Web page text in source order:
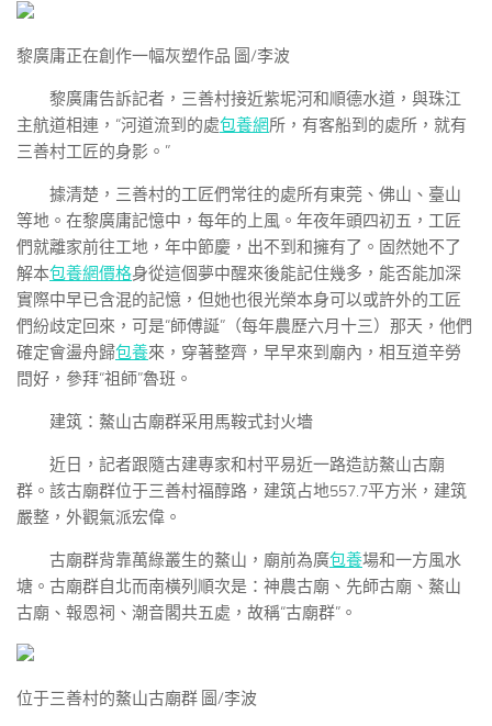
黎廣庸正在創作一幅灰塑作品 圖/李波
黎廣庸告訴記者，三善村接近紫坭河和順德水道，與珠江
主航道相連，“河道流到的處包養網所，有客船到的處所，就有
三善村工匠的身影。”
據清楚，三善村的工匠們常往的處所有東莞、佛山、臺山
等地。在黎廣庸記憶中，每年的上風。年夜年頭四初五，工匠
們就離家前往工地，年中節慶，出不到和擁有了。固然她不了
解本包養網價格身從這個夢中醒來後能記住幾多，能否能加深
實際中早已含混的記憶，但她也很光榮本身可以或許外的工匠
們紛歧定回來，可是“師傅誕”（每年農歷六月十三）那天，他們
確定會盪舟歸包養來，穿著整齊，早早來到廟內，相互道辛勞
問好，參拜“祖師”魯班。
建筑：鰲山古廟群采用馬鞍式封火墻
近日，記者跟隨古建專家和村平易近一路造訪鰲山古廟
群。該古廟群位于三善村福醇路，建筑占地557.7平方米，建筑
嚴整，外觀氣派宏偉。
古廟群背靠萬綠叢生的鰲山，廟前為廣包養場和一方風水
塘。古廟群自北而南橫列順次是：神農古廟、先師古廟、鰲山
古廟、報恩祠、潮音閣共五處，故稱“古廟群”。
位于三善村的鰲山古廟群 圖/李波